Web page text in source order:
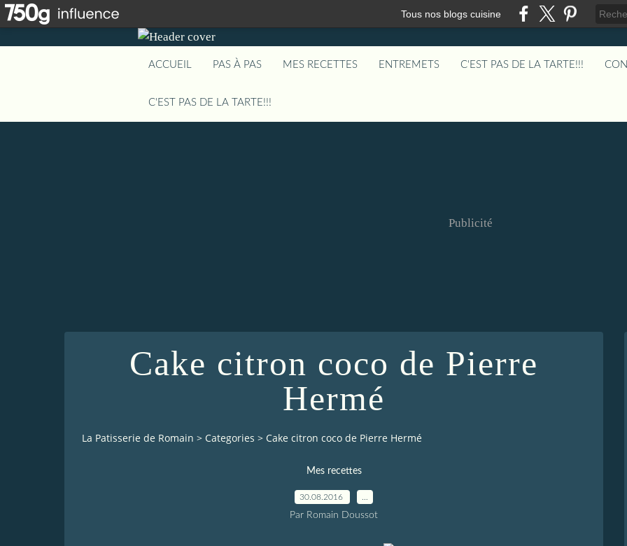
Tous nos blogs cuisine
ACCUEIL PAS À PAS MES RECETTES ENTREMETS C'EST PAS DE LA TARTE!!!
C'EST PAS DE LA TARTE!!!
Publicité
Cake citron coco de Pierre
Hermé
La Patisserie de Romain > Categories > Cake citron coco de Pierre Hermé
Mes recettes
30.08.2016
Par Romain Doussot